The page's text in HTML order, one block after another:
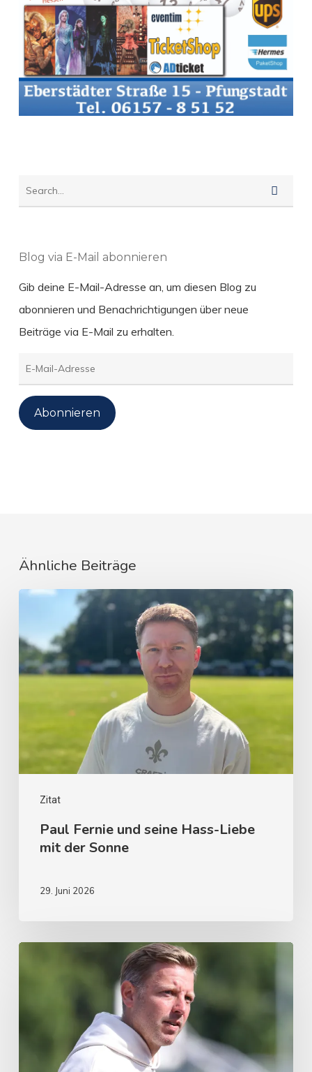
Blog via E-Mail abonnieren
Gib deine E-Mail-Adresse an, um diesen Blog zu
abonnieren und Benachrichtigungen über neue
Beiträge via E-Mail zu erhalten.
E-
Mail-
Adresse
Abonnieren
Ähnliche Beiträge
Zitat
Paul Fernie und seine Hass-Liebe
mit der Sonne
29. Juni 2026